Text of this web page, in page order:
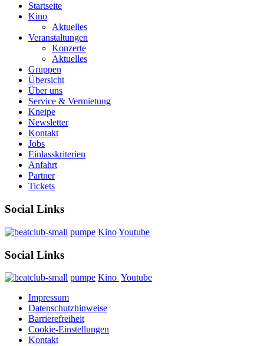
Startseite
Kino
Aktuelles
Veranstaltungen
Konzerte
Aktuelles
Gruppen
Übersicht
Über uns
Service & Vermietung
Kneipe
Newsletter
Kontakt
Jobs
Einlasskriterien
Anfahrt
Partner
Tickets
Social Links
pumpe KinoYoutube
Social Links
pumpe Kino Youtube
Impressum
Datenschutzhinweise
Barrierefreiheit
Cookie-Einstellungen
Kontakt